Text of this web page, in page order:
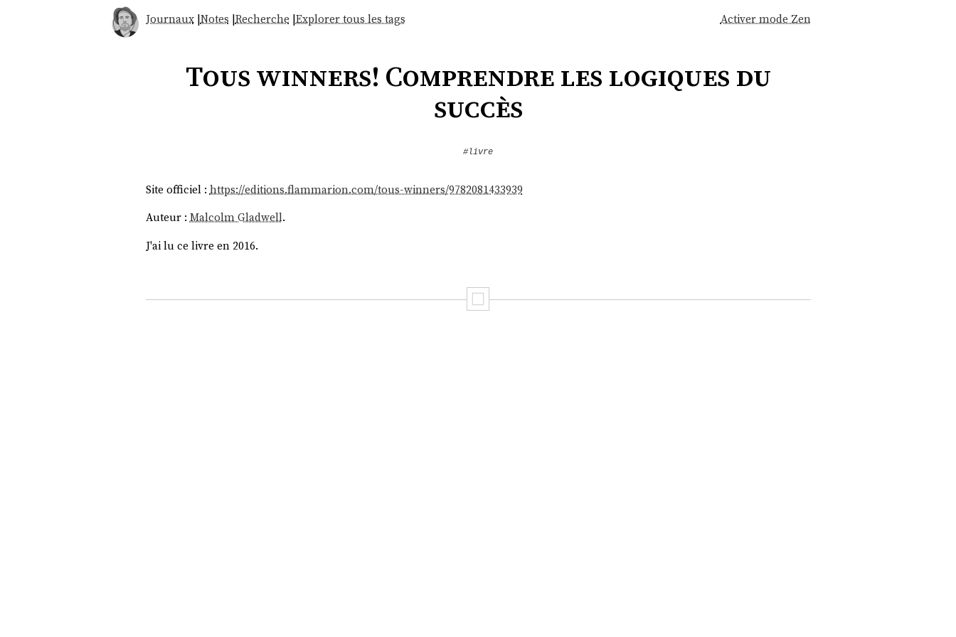
Journaux|Notes |Recherche |Explorer tous les tags Activer mode Zen
Tous winners! Comprendre les logiques du
succès
#livre
Site officiel : https://editions.flammarion.com/tous-winners/9782081433939
Auteur :Malcolm Gladwell.
J'ai lu ce livre en 2016.